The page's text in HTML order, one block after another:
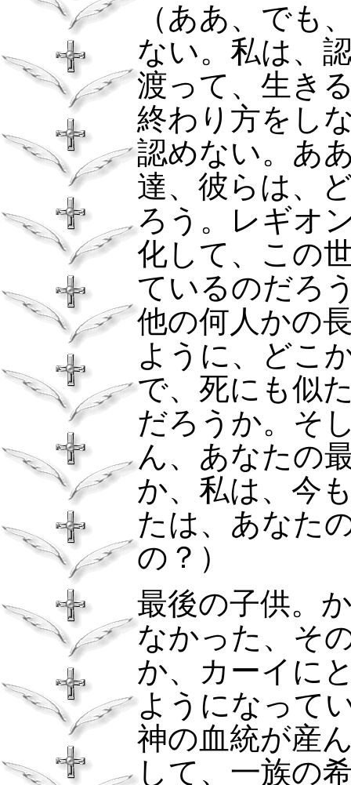
（ああ、でも
ない。私は、
渡って、生き
終わり方をし
認めない。あ
達、彼らは、
ろう。レギオ
化して、この
ているのだろ
他の何人かの
ように、どこ
で、死にも似
だろうか。そ
ん、あなたの
か、私は、今
たは、あなた
の？）
最後の子供。
なかった、そ
か、カーイに
ようになって
神の血統が産
して、一族の